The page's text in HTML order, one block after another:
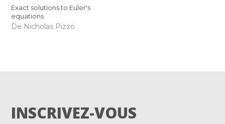
Exact solutions to Euler's
equations
De Nicholas Pizzo
INSCRIVEZ-VOUS